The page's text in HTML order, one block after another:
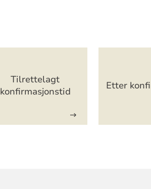
Tilrettelagt
konfirmasjonstid
Etter